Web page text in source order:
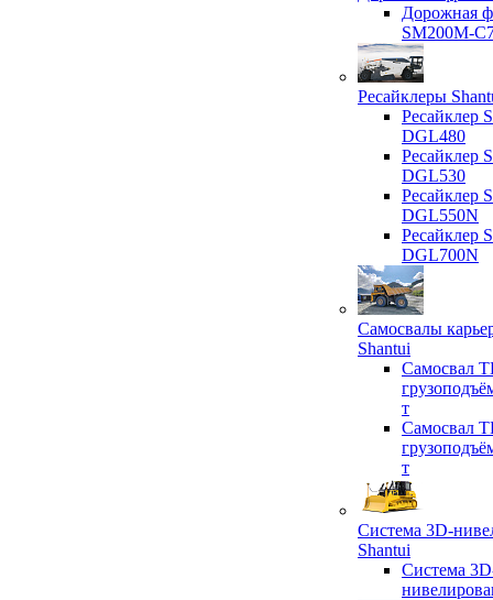
Дорожная
SM200M-
Ресайклеры
Ресайклер
DGL480
Ресайклер
DGL530
Ресайклер
DGL550N
Ресайклер
DGL700N
Самосвалы
Shantui
Самосвал
т
Самосвал
т
Система 3D-
Shantui
Система